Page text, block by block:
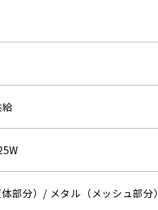
部分）/ メタル（メッシュ部分）